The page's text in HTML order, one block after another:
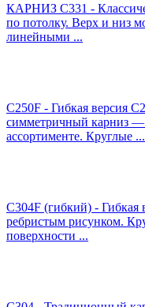
КАРНИЗ C331 -
по потолку. Верх и низ
линейными ...
C250F - Гибкая версия
симметричный карниз
ассортименте. Круглые ...
C304F (гибкий) - Гибкая
ребристым рисунком.
поверхности ...